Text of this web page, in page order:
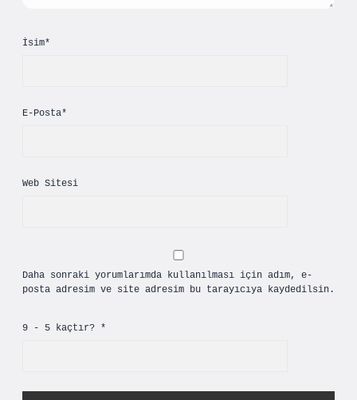
İsim*
E-Posta*
Web Sitesi
Daha sonraki yorumlarımda kullanılması için adım, e-
posta adresim ve site adresim bu tarayıcıya kaydedilsin.
9 - 5 kaçtır? *